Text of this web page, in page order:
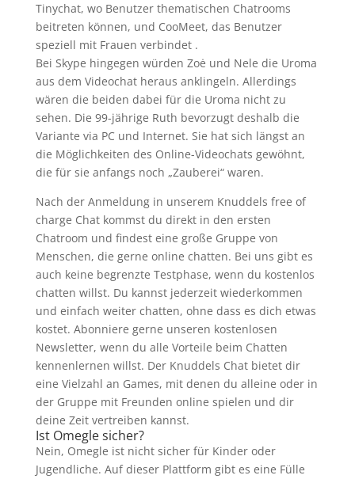
Tinychat, wo Benutzer thematischen Chatrooms
beitreten können, und CooMeet, das Benutzer
speziell mit Frauen verbindet .
Bei Skype hingegen würden Zoė und Nele die Uroma
aus dem Video­chat heraus anklingeln. Allerdings
wären die beiden dabei für die Uroma nicht zu
sehen. Die 99-jährige Ruth bevor­zugt deshalb die
Variante via PC und Internet. Sie hat sich längst an
die Möglich­keiten des Online-Video­chats gewöhnt,
die für sie anfangs noch „Zauberei“ waren.
Nach der Anmeldung in unserem Knuddels free of
charge Chat kommst du direkt in den ersten
Chatroom und findest eine große Gruppe von
Menschen, die gerne online chatten. Bei uns gibt es
auch keine begrenzte Testphase, wenn du kostenlos
chatten willst. Du kannst jederzeit wiederkommen
und einfach weiter chatten, ohne dass es dich etwas
kostet. Abonniere gerne unseren kostenlosen
Newsletter, wenn du alle Vorteile beim Chatten
kennenlernen willst. Der Knuddels Chat bietet dir
eine Vielzahl an Games, mit denen du alleine oder in
der Gruppe mit Freunden online spielen und dir
deine Zeit vertreiben kannst.
Ist Omegle sicher?
Nein, Omegle ist nicht sicher für Kinder oder
Jugendliche. Auf dieser Plattform gibt es eine Fülle